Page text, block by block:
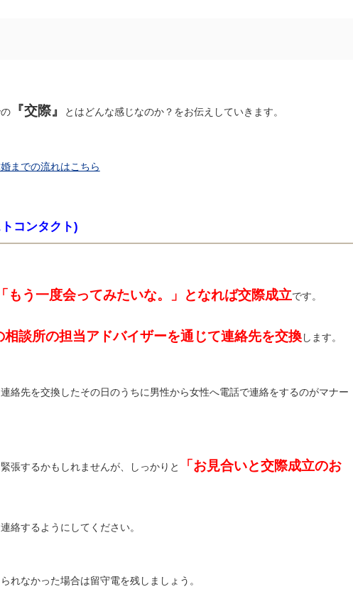
『交際』 とはどんな感じなのか？をお伝えしていきます。
までの流れはこちら
コンタクト)
もう一度会ってみたいな。」となれば交際成立です。
相談所の担当アドバイザーを通じて連絡先を交換します。
絡先を交換したその日のうちに男性から女性へ電話で連絡をするのがマナー
張するかもしれませんが、しっかりと
「お見合いと交際成立のお
絡するようにしてください。
れなかった場合は留守電を残しましょう。